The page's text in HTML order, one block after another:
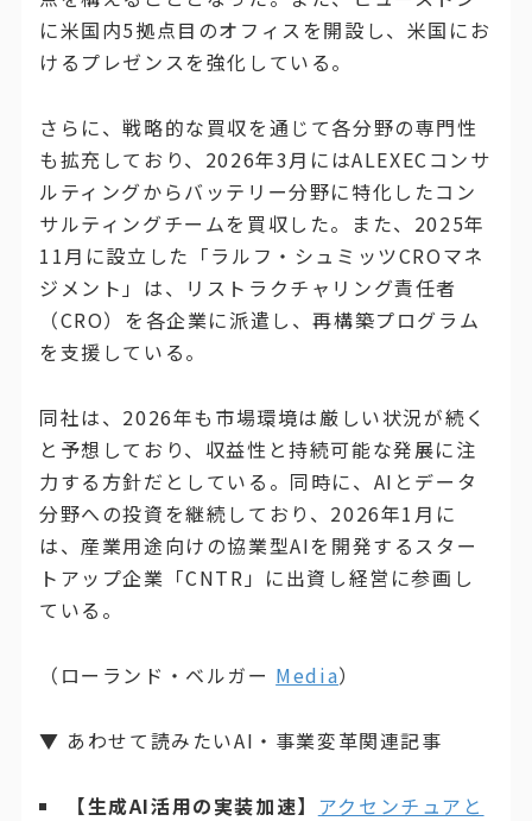
に米国内5拠点目のオフィスを開設し、米国にお
けるプレゼンスを強化している。
さらに、戦略的な買収を通じて各分野の専門性
も拡充しており、2026年3月にはALEXECコンサ
ルティングからバッテリー分野に特化したコン
サルティングチームを買収した。また、2025年
11月に設立した「ラルフ・シュミッツCROマネ
ジメント」は、リストラクチャリング責任者
（CRO）を各企業に派遣し、再構築プログラム
を支援している。
同社は、2026年も市場環境は厳しい状況が続く
と予想しており、収益性と持続可能な発展に注
力する方針だとしている。同時に、AIとデータ
分野への投資を継続しており、2026年1月に
は、産業用途向けの協業型AIを開発するスター
トアップ企業「CNTR」に出資し経営に参画し
ている。
（ローランド・ベルガー Media）
▼ あわせて読みたいAI・事業変革関連記事
【生成AI活用の実装加速】 アクセンチュアと